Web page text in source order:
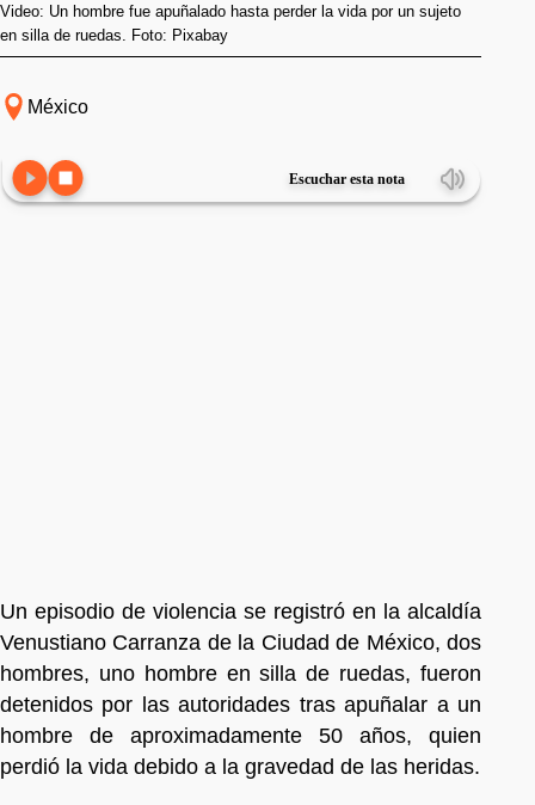
Video: Un hombre fue apuñalado hasta perder la vida por un sujeto
en silla de ruedas. Foto: Pixabay
México
Escuchar esta nota
Un episodio de violencia se registró en la alcaldía
Venustiano Carranza de la Ciudad de México, dos
hombres, uno hombre en silla de ruedas, fueron
detenidos por las autoridades tras apuñalar a un
hombre de aproximadamente 50 años, quien
perdió la vida debido a la gravedad de las heridas.